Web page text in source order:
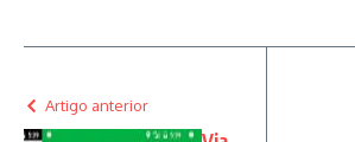
Artigo anterior